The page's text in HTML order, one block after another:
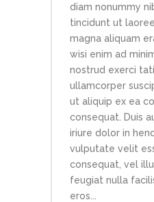
diam nonummy
tincidunt ut
magna aliquam
wisi enim ad
nostrud exerci
ullamcorper
ut aliquip ex ea
consequat. Duis
iriure dolor in
vulputate velit
consequat, vel
feugiat nulla
eros...